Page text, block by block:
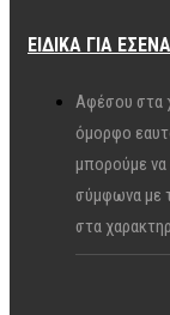
ΕΙΔΙΚΆ ΓΙΑ
Αφέσου στα
όμορφο
μπορούμε
σύμφωνα με
στα